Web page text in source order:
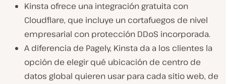
Kinsta ofrece una integración gratuita con
Cloudflare, que incluye un cortafuegos de nivel
empresarial con protección DDoS incorporada.
A diferencia de Pagely, Kinsta da a los clientes la
opción de elegir qué ubicación de centro de
datos global quieren usar para cada sitio web, de